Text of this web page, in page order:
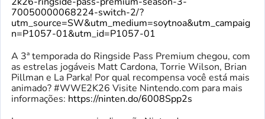
70050000068224-switch-2/?
utm_source=SW&utm_medium=soytnoa&utm_campaig
n=P1057-01&utm_id=P1057-01
A 3ª temporada do Ringside Pass Premium chegou, com
as estrelas jogáveis ​​Matt Cardona, Torrie Wilson, Brian
Pillman e La Parka! Por qual recompensa você está mais
animado? #WWE2K26 Visite Nintendo.com para mais
informações: https://ninten.do/6008Spp2s